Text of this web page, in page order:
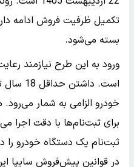
تکمیل ظرفیت فروش ادامه
بسته می‌شود.
ورود به این طرح نیازمند
است.
خودرو الزامی به شمار
برای ثبت‌نام‌ها با دقت اجرا
ثبت‌نام یک دستگاه خودرو را